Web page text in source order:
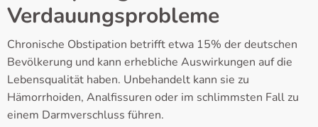
Verdauungsprobleme
Chronische Obstipation betrifft etwa 15% der deutschen
Bevölkerung und kann erhebliche Auswirkungen auf die
Lebensqualität haben. Unbehandelt kann sie zu
Hämorrhoiden, Analfissuren oder im schlimmsten Fall zu
einem Darmverschluss führen.